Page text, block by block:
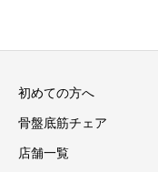
初めての方へ
骨盤底筋チェア
店舗一覧